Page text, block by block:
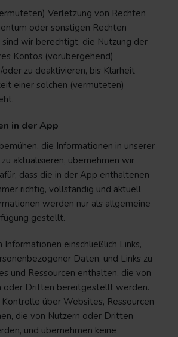
Verletzung von Rechten
oder sonstigen Rechten
wir berechtigt, die Nutzung der
Kontos (vorübergehend)
oder zu deaktivieren, bis Klarheit
einer solchen (vermuteten)
in der App
die Informationen in unserer
aktualisieren, übernehmen wir
dass die in der App enthaltenen
richtig, vollständig und aktuell
werden nur als allgemeine
gestellt.
Informationen einschließlich Links,
Daten, und Links zu
und Ressourcen enthalten, die von
oder Dritten bereitgestellt werden.
über Websites, Ressourcen
die von Nutzern oder Dritten
und übernehmen keine